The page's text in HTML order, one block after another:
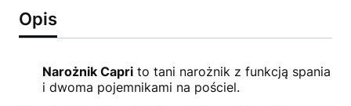
Opis
Narożnik Capri to tani narożnik z funkcją spania
i dwoma pojemnikami na pościel.